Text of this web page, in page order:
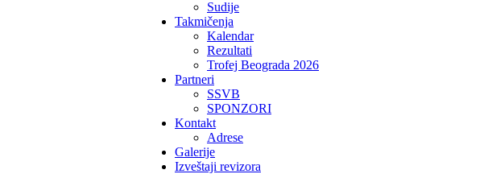
Sudije
Takmičenja
Kalendar
Rezultati
Trofej Beograda 2026
Partneri
SSVB
SPONZORI
Kontakt
Adrese
Galerije
Izveštaji revizora